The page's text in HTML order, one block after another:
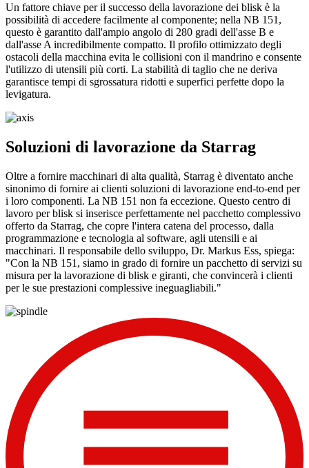
Un fattore chiave per il successo della lavorazione dei blisk è la
possibilità di accedere facilmente al componente; nella NB 151,
questo è garantito dall'ampio angolo di 280 gradi dell'asse B e
dall'asse A incredibilmente compatto. Il profilo ottimizzato degli
ostacoli della macchina evita le collisioni con il mandrino e consente
l'utilizzo di utensili più corti. La stabilità di taglio che ne deriva
garantisce tempi di sgrossatura ridotti e superfici perfette dopo la
levigatura.
Soluzioni di lavorazione da Starrag
Oltre a fornire macchinari di alta qualità, Starrag è diventato anche
sinonimo di fornire ai clienti soluzioni di lavorazione end-to-end per
i loro componenti. La NB 151 non fa eccezione. Questo centro di
lavoro per blisk si inserisce perfettamente nel pacchetto complessivo
offerto da Starrag, che copre l'intera catena del processo, dalla
programmazione e tecnologia al software, agli utensili e ai
macchinari. Il responsabile dello sviluppo, Dr. Markus Ess, spiega:
"Con la NB 151, siamo in grado di fornire un pacchetto di servizi su
misura per la lavorazione di blisk e giranti, che convincerà i clienti
per le sue prestazioni complessive ineguagliabili."